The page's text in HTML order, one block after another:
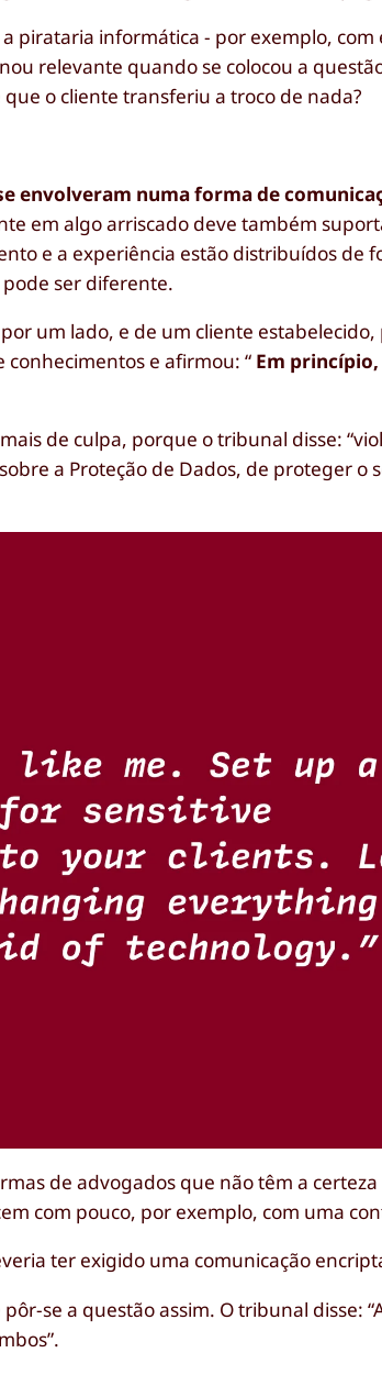
pirataria informática - por exemplo, com
relevante quando se colocou a
o cliente transferiu a troco de nada?
envolveram numa forma de
em algo arriscado deve também
e a experiência estão distribuídos de
ser diferente.
um lado, e de um cliente
e afirmou: “ Em
de culpa, porque o tribunal disse:
a Proteção de Dados, de proteger o
de advogados que não têm a
com pouco, por exemplo, com uma
ter exigido uma comunicação
se a questão assim. O tribunal disse: